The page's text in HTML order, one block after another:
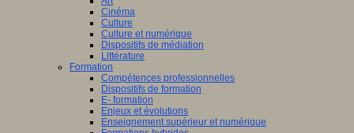
Cinéma
Culture
Culture et numérique
Dispositifs de médiation
Littérature
Formation
Compétences professionnelles
Dispositifs de formation
E- formation
Enjeux et évolutions
Enseignement supérieur et numérique